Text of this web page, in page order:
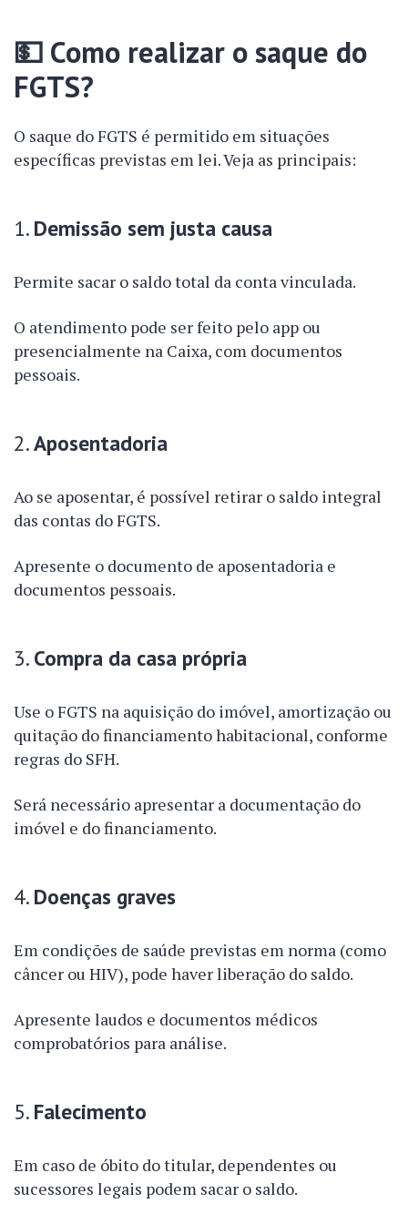
💵 Como realizar o saque do
FGTS?
O saque do FGTS é permitido em situações
específicas previstas em lei. Veja as principais:
1. Demissão sem justa causa
Permite sacar o saldo total da conta vinculada.
O atendimento pode ser feito pelo app ou
presencialmente na Caixa, com documentos
pessoais.
2.Aposentadoria
Ao se aposentar, é possível retirar o saldo integral
das contas do FGTS.
Apresente o documento de aposentadoria e
documentos pessoais.
3. Compra da casa própria
Use o FGTS na aquisição do imóvel, amortização ou
quitação do financiamento habitacional, conforme
regras do SFH.
Será necessário apresentar a documentação do
imóvel e do financiamento.
4. Doenças graves
Em condições de saúde previstas em norma (como
câncer ou HIV), pode haver liberação do saldo.
Apresente laudos e documentos médicos
comprobatórios para análise.
5. Falecimento
Em caso de óbito do titular, dependentes ou
sucessores legais podem sacar o saldo.